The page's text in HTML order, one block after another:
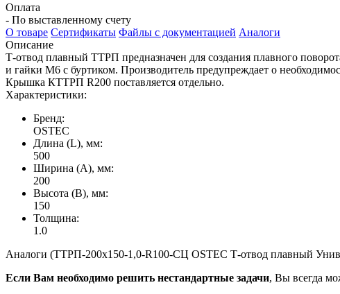
Оплата
- По выставленному счету
О товаре Сертификаты Файлы с документацией Аналоги
Описание
Т-отвод плавный ТТРП предназначен для создания плавного
и гайки М6 с буртиком. Производитель предупреждает о
Крышка КТТРП R200 поставляется отдельно.
Характеристики:
Бренд:
OSTEC
Длина (L), мм:
500
Ширина (А), мм:
200
Высота (В), мм:
150
Толщина:
1.0
Аналоги (ТТРП-200х150-1,0-R100-СЦ OSTEC Т-отвод плавный
Если Вам необходимо решить нестандартные задачи, Вы всегда